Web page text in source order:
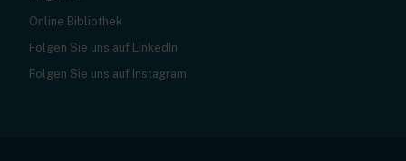
Online Bibliothek
Folgen Sie uns auf LinkedIn
Folgen Sie uns auf Instagram